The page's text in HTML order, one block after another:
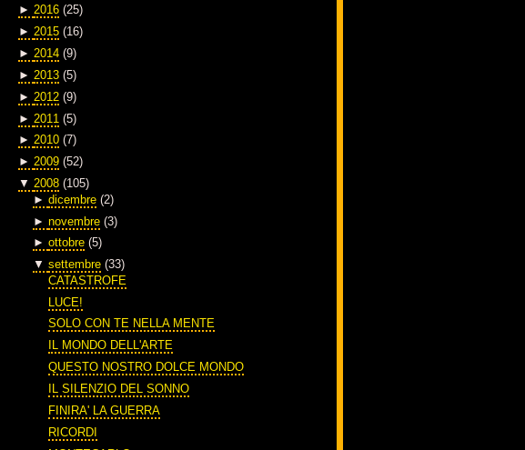
► 2016 (25)
► 2015 (16)
► 2014 (9)
► 2013 (5)
► 2012 (9)
► 2011 (5)
► 2010 (7)
► 2009 (52)
▼ 2008 (105)
► dicembre (2)
► novembre (3)
► ottobre (5)
▼ settembre (33)
CATASTROFE
LUCE!
SOLO CON TE NELLA MENTE
IL MONDO DELL'ARTE
QUESTO NOSTRO DOLCE MONDO
IL SILENZIO DEL SONNO
FINIRA' LA GUERRA
RICORDI